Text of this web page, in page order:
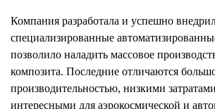
Компания разработала и успешно
специализированные
позволило наладить массовое
композита. Последние отличаются
производительностью, низкими
интересными для аэрокосмической и